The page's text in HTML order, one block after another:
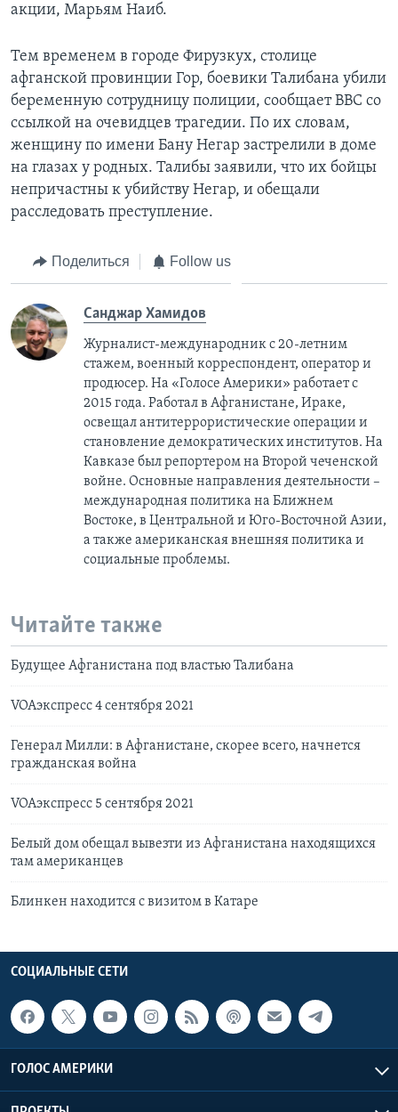
акции, Марьям Наиб.
Тем временем в городе Фирузкух, столице
афганской провинции Гор, боевики Талибана убили
беременную сотрудницу полиции, сообщает BBC со
ссылкой на очевидцев трагедии. По их словам,
женщину по имени Бану Негар застрелили в доме
на глазах у родных. Талибы заявили, что их бойцы
непричастны к убийству Негар, и обещали
расследовать преступление.
Поделиться Follow us
Санджар Хамидов
Журналист-международник с 20-летним
стажем, военный корреспондент, оператор и
продюсер. На «Голосе Америки» работает с
2015 года. Работал в Афганистане, Ираке,
освещал антитеррористические операции и
становление демократических институтов. На
Кавказе был репортером на Второй чеченской
войне. Основные направления деятельности –
международная политика на Ближнем
Востоке, в Центральной и Юго-Восточной Азии,
a также американская внешняя политика и
социальные проблемы.
Читайте также
Будущее Афганистана под властью Талибана
VOAэкспресс 4 сентября 2021
Генерал Милли: в Афганистане, скорее всего, начнется
гражданская война
VOAэкспресс 5 сентября 2021
Белый дом обещал вывезти из Афганистана находящихся
там американцев
Блинкен находится с визитом в Катаре
СОЦИАЛЬНЫЕ СЕТИ
ГОЛОС АМЕРИКИ